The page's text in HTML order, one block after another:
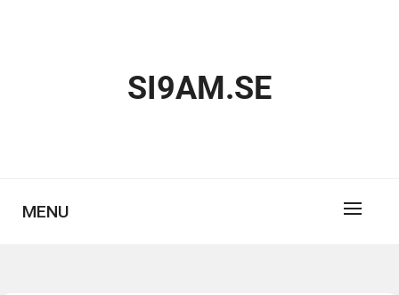
SI9AM.SE
MENU